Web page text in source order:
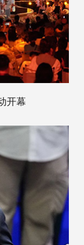
开幕